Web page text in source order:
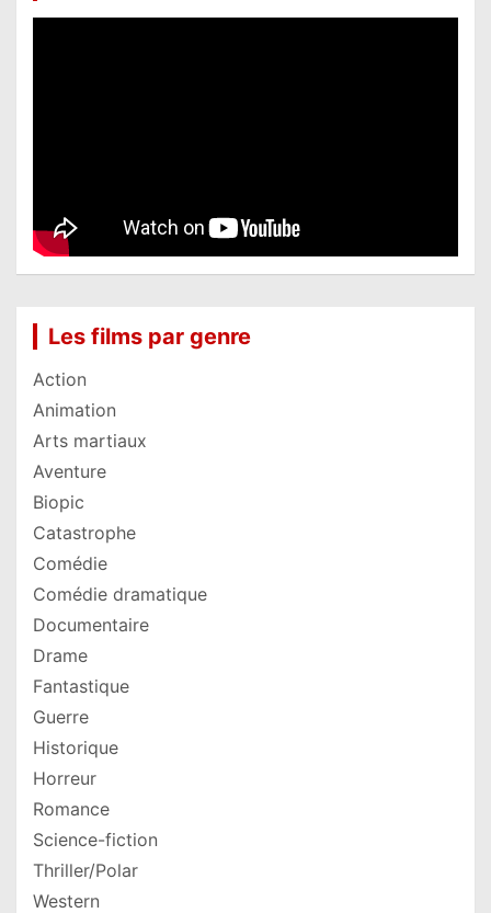
Les films par genre
Action
Animation
Arts martiaux
Aventure
Biopic
Catastrophe
Comédie
Comédie dramatique
Documentaire
Drame
Fantastique
Guerre
Historique
Horreur
Romance
Science-fiction
Thriller/Polar
Western